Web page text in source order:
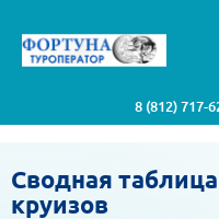
8 (812) 717-
Сводная
круизов